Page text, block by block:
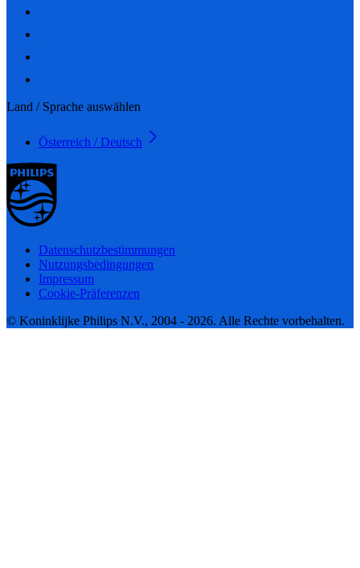
Land / Sprache auswählen
Österreich / Deutsch
Datenschutzbestimmungen
Nutzungsbedingungen
Impressum
Cookie-Präferenzen
© Koninklijke Philips N.V., 2004 - 2026. Alle Rechte vorbehalten.